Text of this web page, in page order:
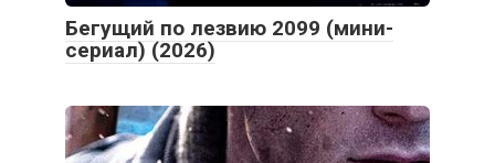
Бегущий по лезвию 2099 (мини-
сериал) (2026)